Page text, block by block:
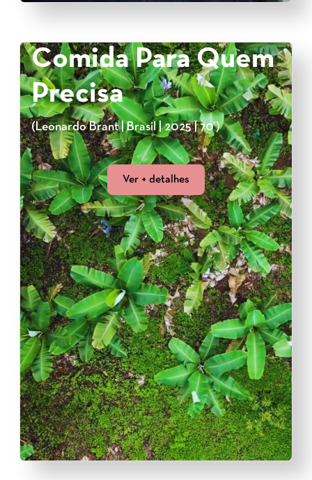
Comida Para Quem
Precisa
(Leonardo Brant | Brasil | 2025 | 70’)
Ver + detalhes